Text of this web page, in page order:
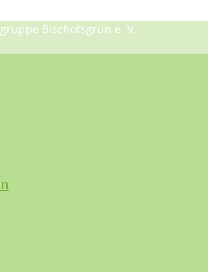
Bischofsgrün e. V.